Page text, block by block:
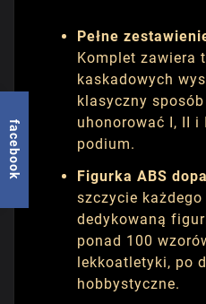
Pełne
Komplet zawiera
kaskadowych
klasyczny
uhonorować I, II i
podium.
Figurka ABS
szczycie
dedykowaną
ponad 100
lekkoatletyki, po
hobbystyczne.
facebook